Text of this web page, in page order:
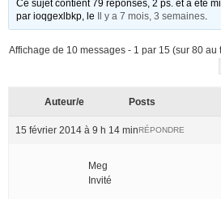
Ce sujet contient 79 réponses, 2 ps. et a été
parioqgexlbkp , le Il y a 7 mois, 3 semaines
Affichage de 10 messages - 1 par 15 (sur 80 au
Auteur/e Posts
15 février 2014 à 9 h 14 minRÉPONDRE
Meg
Invité